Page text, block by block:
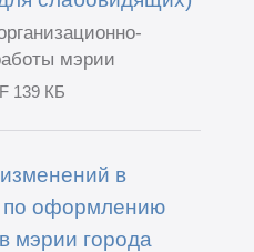
мэрии
139 КБ
в
по оформлению
мэрии города